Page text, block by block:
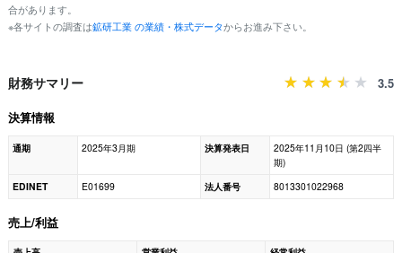
合があります。
※各サイトの調査は鉱研工業 の業績・株式データからお進み下さい。
財務サマリー
3.5
決算情報
通期 2025年3月期 決算発表日
2025年11月10日 (第2四半
期)
EDINET
E01699 法人番号 8013301022968
売上/利益